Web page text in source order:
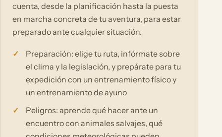
cuenta, desde la planificación hasta la puesta
en marcha concreta de tu aventura, para estar
preparado ante cualquier situación.
Preparación: elige tu ruta, infórmate sobre
el clima y la legislación, y prepárate para tu
expedición con un entrenamiento físico y
un entrenamiento de ayuno
Peligros: aprende qué hacer ante un
encuentro con animales salvajes, qué